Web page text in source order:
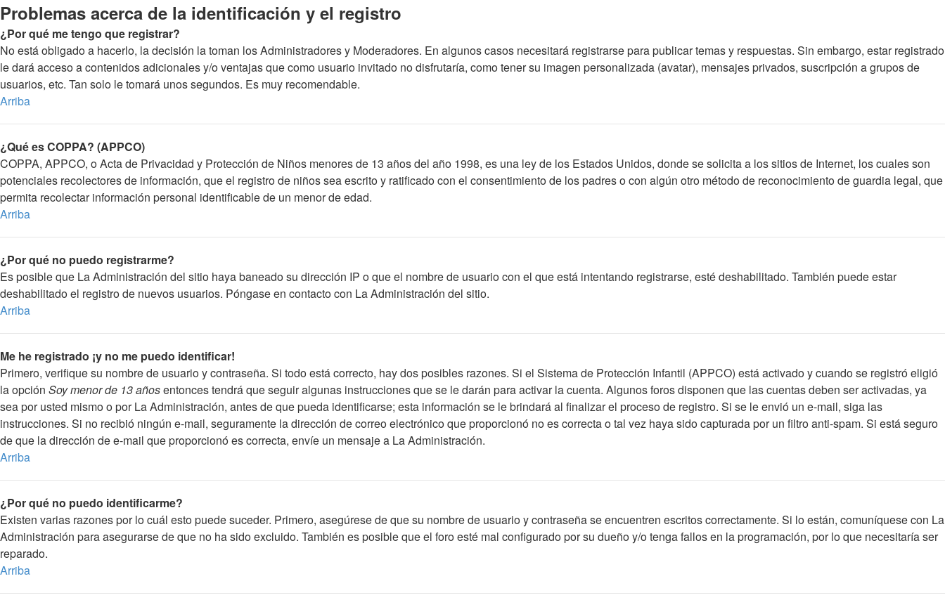
Problemas acerca de la identificación y el registro
¿Por qué me tengo que registrar?
No está obligado a hacerlo, la decisión la toman los Administradores y Moderadores. En algunos casos necesitará registrarse para publicar temas y respuestas. Sin embargo, estar registrado
le dará acceso a contenidos adicionales y/o ventajas que como usuario invitado no disfrutaría, como tener su imagen personalizada (avatar), mensajes privados, suscripción a grupos de
usuarios, etc. Tan solo le tomará unos segundos. Es muy recomendable.
Arriba
¿Qué es COPPA? (APPCO)
COPPA, APPCO, o Acta de Privacidad y Protección de Niños menores de 13 años del año 1998, es una ley de los Estados Unidos, donde se solicita a los sitios de Internet, los cuales son
potenciales recolectores de información, que el registro de niños sea escrito y ratificado con el consentimiento de los padres o con algún otro método de reconocimiento de guardia legal, que
permita recolectar información personal identificable de un menor de edad.
Arriba
¿Por qué no puedo registrarme?
Es posible que La Administración del sitio haya baneado su dirección IP o que el nombre de usuario con el que está intentando registrarse, esté deshabilitado. También puede estar
deshabilitado el registro de nuevos usuarios. Póngase en contacto con La Administración del sitio.
Arriba
Me he registrado ¡y no me puedo identificar!
Primero, verifique su nombre de usuario y contraseña. Si todo está correcto, hay dos posibles razones. Si el Sistema de Protección Infantil (APPCO) está activado y cuando se registró eligió
la opción Soy menor de 13 añosentonces tendrá que seguir algunas instrucciones que se le darán para activar la cuenta. Algunos foros disponen que las cuentas deben ser activadas, ya
sea por usted mismo o por La Administración, antes de que pueda identificarse; esta información se le brindará al finalizar el proceso de registro. Si se le envió un e-mail, siga las
instrucciones. Si no recibió ningún e-mail, seguramente la dirección de correo electrónico que proporcionó no es correcta o tal vez haya sido capturada por un filtro anti-spam. Si está seguro
de que la dirección de e-mail que proporcionó es correcta, envíe un mensaje a La Administración.
Arriba
¿Por qué no puedo identificarme?
Existen varias razones por lo cuál esto puede suceder. Primero, asegúrese de que su nombre de usuario y contraseña se encuentren escritos correctamente. Si lo están, comuníquese con La
Administración para asegurarse de que no ha sido excluido. También es posible que el foro esté mal configurado por su dueño y/o tenga fallos en la programación, por lo que necesitaría ser
reparado.
Arriba